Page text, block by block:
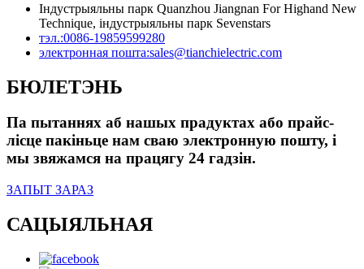
Індустрыяльны парк Quanzhou Jiangnan For Highand New
Technique, індустрыяльны парк Sevenstars
тэл.:0086-19859599280
электронная пошта:sales@tianchielectric.com
БЮЛЕТЭНЬ
Па пытаннях аб нашых прадуктах або прайс-
лісце пакіньце нам сваю электронную пошту, і
мы звяжамся на працягу 24 гадзін.
ЗАПЫТ ЗАРАЗ
САЦЫЯЛЬНАЯ